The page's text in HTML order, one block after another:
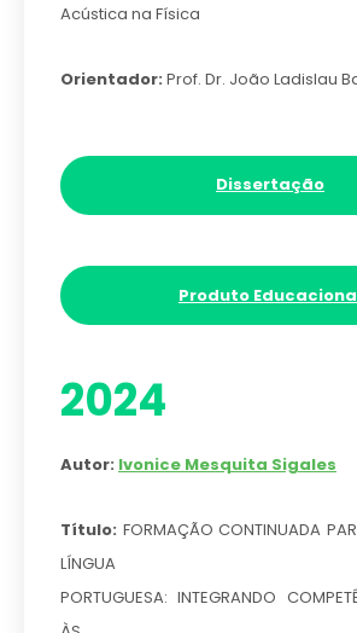
Acústica na Física
Orientador: Prof. Dr. João Ladislau
Dissertação
Produto
2024
Autor: Ivonice Mesquita Sigales
Título: FORMAÇÃO CONTINUADA
LÍNGUA
PORTUGUESA: INTEGRANDO